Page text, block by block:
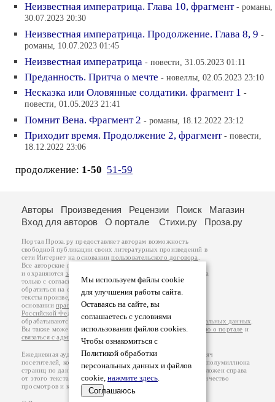
Неизвестная императрица. Глава 10, фрагмент - романы,
30.07.2023 20:30
Неизвестная императрица. Продолжение. Глава 8, 9 -
романы, 10.07.2023 01:45
Неизвестная императрица - повести, 31.05.2023 01:11
Преданность. Притча о мечте - новеллы, 02.05.2023 23:10
Несказка или Оловянные солдатики. фрагмент 1 -
повести, 01.05.2023 21:41
Помнит Вена. Фрагмент 2 - романы, 18.12.2022 23:12
Приходит время. Продолжение 2, фрагмент - повести,
18.12.2022 23:06
продолжение: 1-50 51-59
Мы используем файлы cookie
для улучшения работы сайта.
Оставаясь на сайте, вы
соглашаетесь с условиями
использования файлов cookies.
Чтобы ознакомиться с
Политикой обработки
персональных данных и файлов
cookie, нажмите здесь.
Соглашаюсь
Авторы Произведения Рецензии Поиск
Магазин
Вход для авторов
О портале Стихи.ру Проза.ру
Портал Проза.ру предоставляет авторам возможность
свободной публикации своих литературных произведений в
сети Интернет на основаниипользовательского договора
Все авторские права на произведения принадлежат авторам
и охраняются законом
. Перепечатка произведений возможна
только с согласия его автора, к которому вы можете
обратиться на его авторской странице. Ответственность за
тексты произведений авторы несут самостоятельно на
основанииправил публикацииизаконодательства
Российской Федерации
обрабатываются на основанииПолитики обработки персональных данных
Вы также можете посмотреть более подробнуюинформацию о портале и
связаться с администрацией
Ежедневная аудитория портала Проза.ру – порядка 100 тысяч
посетителей, которые в общей сумме просматривают более полумиллиона
страниц по данным счетчика посещаемости, который расположен справа
от этого текста. В каждой графе указано по две цифры: количество
просмотров и количество посетителей.